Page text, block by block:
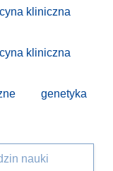
kliniczna
kliniczna
genetyka
nauki